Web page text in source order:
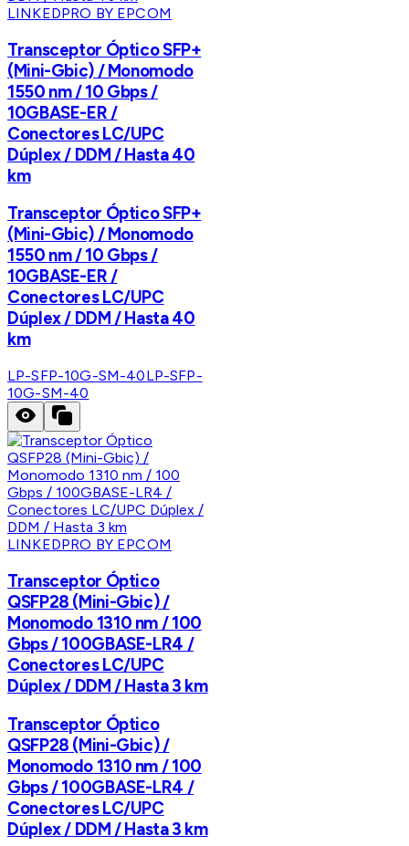
LINKEDPRO BY EPCOM
Transceptor Óptico SFP+
(Mini-Gbic) / Monomodo
1550 nm / 10 Gbps /
10GBASE-ER /
Conectores LC/UPC
Dúplex / DDM / Hasta 40
km
Transceptor Óptico SFP+
(Mini-Gbic) / Monomodo
1550 nm / 10 Gbps /
10GBASE-ER /
Conectores LC/UPC
Dúplex / DDM / Hasta 40
km
LP-SFP-10G-SM-40LP-SFP-
10G-SM-40
LINKEDPRO BY EPCOM
Transceptor Óptico
QSFP28 (Mini-Gbic) /
Monomodo 1310 nm / 100
Gbps / 100GBASE-LR4 /
Conectores LC/UPC
Dúplex / DDM / Hasta 3 km
Transceptor Óptico
QSFP28 (Mini-Gbic) /
Monomodo 1310 nm / 100
Gbps / 100GBASE-LR4 /
Conectores LC/UPC
Dúplex / DDM / Hasta 3 km